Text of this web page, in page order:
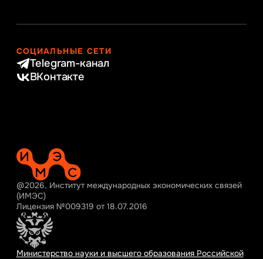
СОЦИАЛЬНЫЕ СЕТИ
Telegram-канал
ВКонтакте
@2026, Институт международных экономических связей
(ИМЭС)
Лицензия №009319 от 18.07.2016
Министерство науки и высшего образования Российской